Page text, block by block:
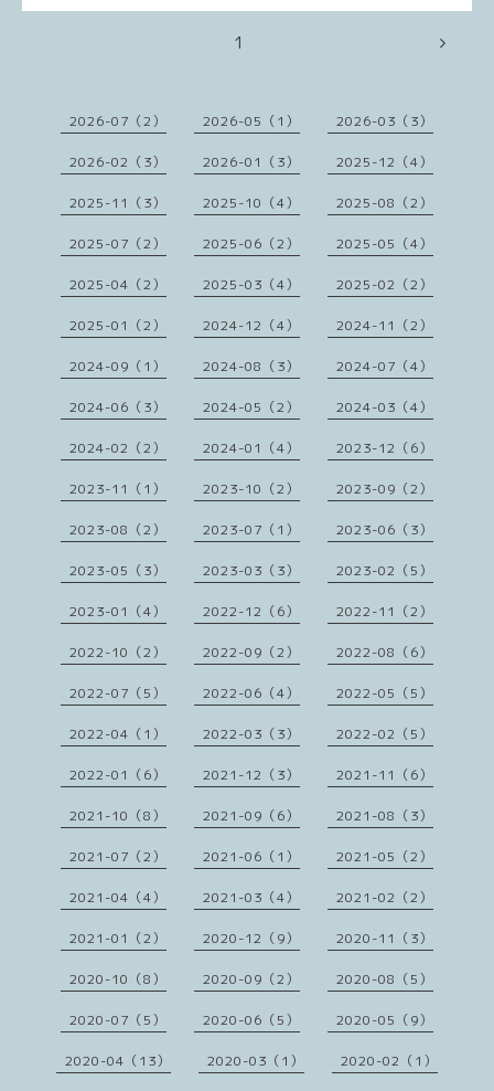
1
2026-07（2） 2026-05（1） 2026-03（3）
2026-02（3） 2026-01（3） 2025-12（4）
2025-11（3） 2025-10（4） 2025-08（2）
2025-07（2） 2025-06（2） 2025-05（4）
2025-04（2） 2025-03（4） 2025-02（2）
2025-01（2） 2024-12（4） 2024-11（2）
2024-09（1） 2024-08（3） 2024-07（4）
2024-06（3） 2024-05（2） 2024-03（4）
2024-02（2） 2024-01（4） 2023-12（6）
2023-11（1） 2023-10（2） 2023-09（2）
2023-08（2） 2023-07（1） 2023-06（3）
2023-05（3） 2023-03（3） 2023-02（5）
2023-01（4） 2022-12（6） 2022-11（2）
2022-10（2） 2022-09（2） 2022-08（6）
2022-07（5） 2022-06（4） 2022-05（5）
2022-04（1） 2022-03（3） 2022-02（5）
2022-01（6） 2021-12（3） 2021-11（6）
2021-10（8） 2021-09（6） 2021-08（3）
2021-07（2） 2021-06（1） 2021-05（2）
2021-04（4） 2021-03（4） 2021-02（2）
2021-01（2） 2020-12（9） 2020-11（3）
2020-10（8） 2020-09（2） 2020-08（5）
2020-07（5） 2020-06（5） 2020-05（9）
2020-04（13） 2020-03（1） 2020-02（1）